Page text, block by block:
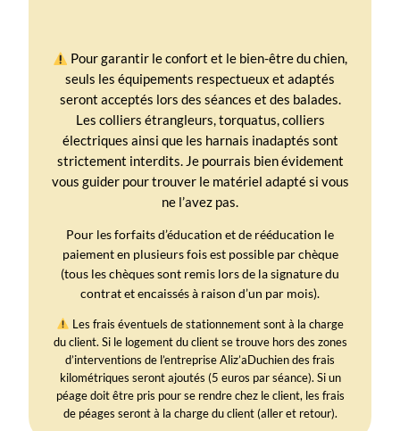
Pour garantir le confort et le bien-être du chien,
seuls les équipements respectueux et adaptés
seront acceptés lors des séances et des balades.
Les colliers étrangleurs, torquatus, colliers
électriques ainsi que les harnais inadaptés sont
strictement interdits. Je pourrais bien évidement
vous guider pour trouver le matériel adapté si vous
ne l’avez pas.
Pour les forfaits d’éducation et de rééducation le
paiement en plusieurs fois est possible par chèque
(tous les chèques sont remis lors de la signature du
contrat et encaissés à raison d’un par mois).
Les frais éventuels de stationnement sont à la charge
du client. Si le logement du client se trouve hors des zones
d’interventions de l’entreprise Aliz’aDuchien des frais
kilométriques seront ajoutés (5 euros par séance). Si un
péage doit être pris pour se rendre chez le client, les frais
de péages seront à la charge du client (aller et retour).